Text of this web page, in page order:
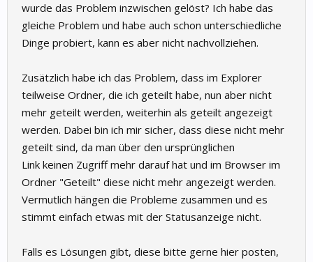
wurde das Problem inzwischen gelöst? Ich habe das
gleiche Problem und habe auch schon unterschiedliche
Dinge probiert, kann es aber nicht nachvollziehen.
Zusätzlich habe ich das Problem, dass im Explorer
teilweise Ordner, die ich geteilt habe, nun aber nicht
mehr geteilt werden, weiterhin als geteilt angezeigt
werden. Dabei bin ich mir sicher, dass diese nicht mehr
geteilt sind, da man über den ursprünglichen
Link keinen Zugriff mehr darauf hat und im Browser im
Ordner "Geteilt" diese nicht mehr angezeigt werden.
Vermutlich hängen die Probleme zusammen und es
stimmt einfach etwas mit der Statusanzeige nicht.
Falls es Lösungen gibt, diese bitte gerne hier posten,